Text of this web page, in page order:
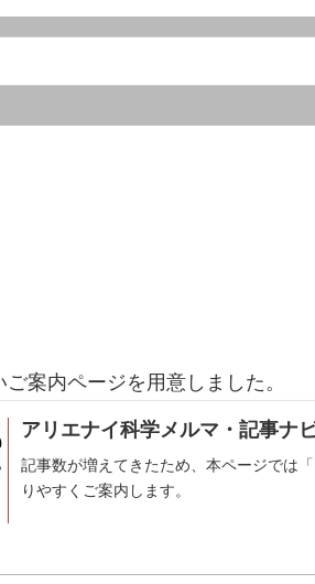
案内ページを用意しました。
アリエナイ科学メルマ・記事ナ
記事数が増えてきたため、本ページでは
りやすくご案内します。